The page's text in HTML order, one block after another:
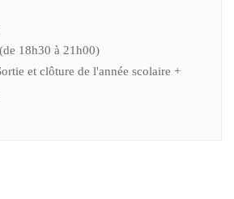
18h30 à 21h00)
et clôture de l'année scolaire +